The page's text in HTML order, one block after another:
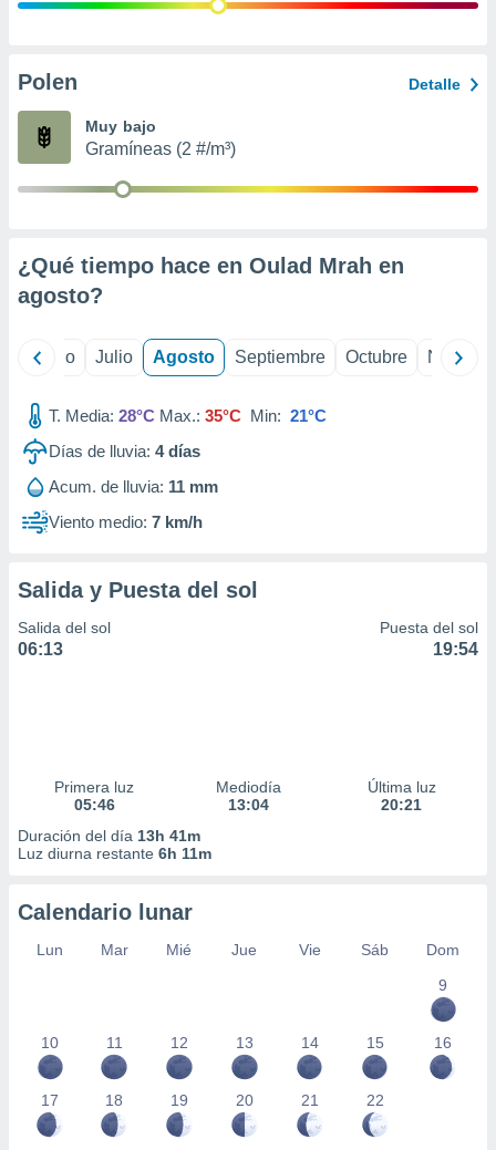
publicidad
de
Polen Detalle
Muy bajo
Gramíneas (2 #/m³)
¿Qué tiempo hace en Oulad Mrah en
agosto?
Junio Julio Agosto Septiembre Octubre
T. Media: 28°C Max.: 35°C Min: 21°C
Días de lluvia: 4días
Acum. de lluvia: 11 mm
Viento medio: 7 km/h
Salida y Puesta del sol
Salida del sol
06:13
Puesta del sol
19:54
Primera luz
05:46
Mediodía
13:04
Última luz
20:21
Duración del día 13h 41m
Luz diurna restante 6h 11m
Calendario lunar
Lun Mar Mié Jue Vie Sáb
Dom
9
10 11 12 13 14 15 16
17 18 19 20 21 22